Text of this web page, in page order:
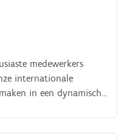
medewerkers
internationale
in een dynamische